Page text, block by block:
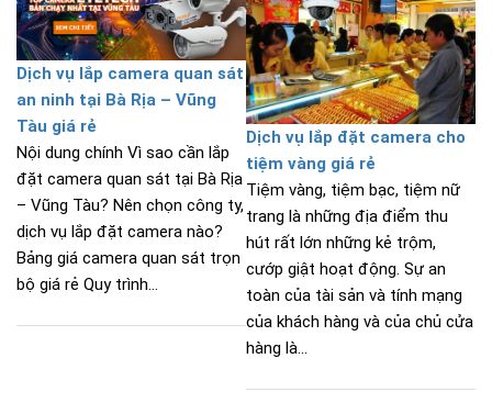
Dịch vụ lắp camera quan sát
an ninh tại Bà Rịa – Vũng
Tàu giá rẻ
Nội dung chính Vì sao cần lắp
đặt camera quan sát tại Bà Rịa
– Vũng Tàu? Nên chọn công ty,
dịch vụ lắp đặt camera nào?
Bảng giá camera quan sát trọn
bộ giá rẻ Quy trình...
Dịch vụ lắp đặt camera cho
tiệm vàng giá rẻ
Tiệm vàng, tiệm bạc, tiệm nữ
trang là những địa điểm thu
hút rất lớn những kẻ trộm,
cướp giật hoạt động. Sự an
toàn của tài sản và tính mạng
của khách hàng và của chủ cửa
hàng là...